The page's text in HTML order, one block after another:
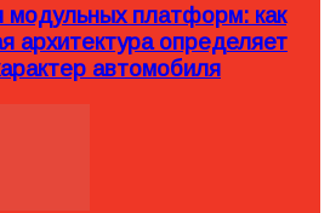
платформ: как
архитектура определяет
автомобиля